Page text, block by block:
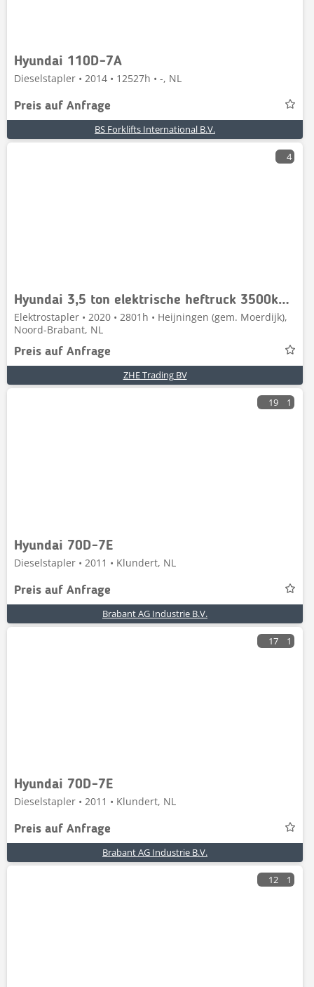
Hyundai 110D-7A
Dieselstapler • 2014 • 12527h • -, NL
Preis auf Anfrage
BS Forklifts International B.V.
4
Hyundai 3,5 ton elektrische heftruck 3500kg 35BH-9
Elektrostapler • 2020 • 2801h • Heijningen (gem. Moerdijk),
Noord-Brabant, NL
Preis auf Anfrage
ZHE Trading BV
19 1
Hyundai 70D-7E
Dieselstapler • 2011 • Klundert, NL
Preis auf Anfrage
Brabant AG Industrie B.V.
17 1
Hyundai 70D-7E
Dieselstapler • 2011 • Klundert, NL
Preis auf Anfrage
Brabant AG Industrie B.V.
12 1